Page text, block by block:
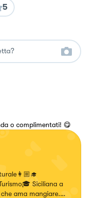
5
o complimentati! 😋
Siciliana a
ama mangiare.